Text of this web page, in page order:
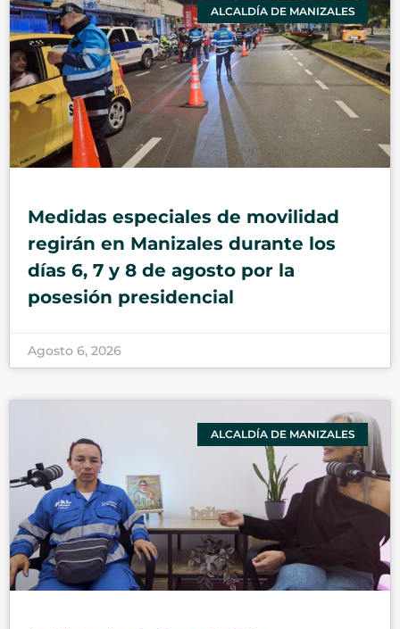
ALCALDÍA DE MANIZALES
Medidas especiales de movilidad
regirán en Manizales durante los
días 6, 7 y 8 de agosto por la
posesión presidencial
Agosto 6, 2026
ALCALDÍA DE MANIZALES